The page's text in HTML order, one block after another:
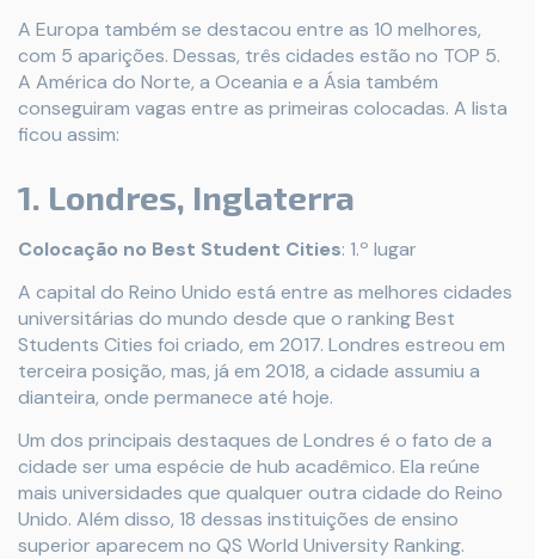
A Europa também se destacou entre as 10 melhores,
com 5 aparições. Dessas, três cidades estão no TOP 5.
A América do Norte, a Oceania e a Ásia também
conseguiram vagas entre as primeiras colocadas. A lista
ficou assim:
1. Londres, Inglaterra
Colocação no Best Student Cities: 1.º lugar
A capital do Reino Unido está entre as melhores cidades
universitárias do mundo desde que o ranking Best
Students Cities foi criado, em 2017. Londres estreou em
terceira posição, mas, já em 2018, a cidade assumiu a
dianteira, onde permanece até hoje.
Um dos principais destaques de Londres é o fato de a
cidade ser uma espécie de hub acadêmico. Ela reúne
mais universidades que qualquer outra cidade do Reino
Unido. Além disso, 18 dessas instituições de ensino
superior aparecem no QS World University Ranking.